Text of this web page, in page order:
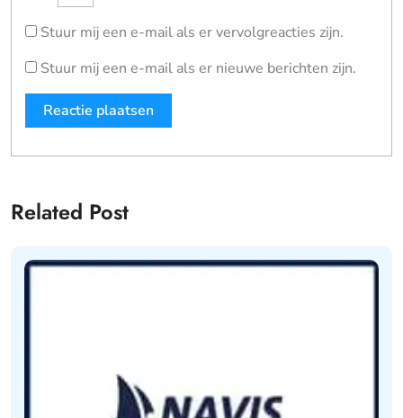
Stuur mij een e-mail als er vervolgreacties zijn.
Stuur mij een e-mail als er nieuwe berichten zijn.
Related Post